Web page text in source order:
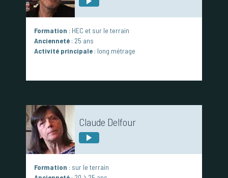
Formation : HEC et sur le terrain
Ancienneté : 25 ans
Activité principale: long métrage
Claude Delfour
Formation : sur le terrain